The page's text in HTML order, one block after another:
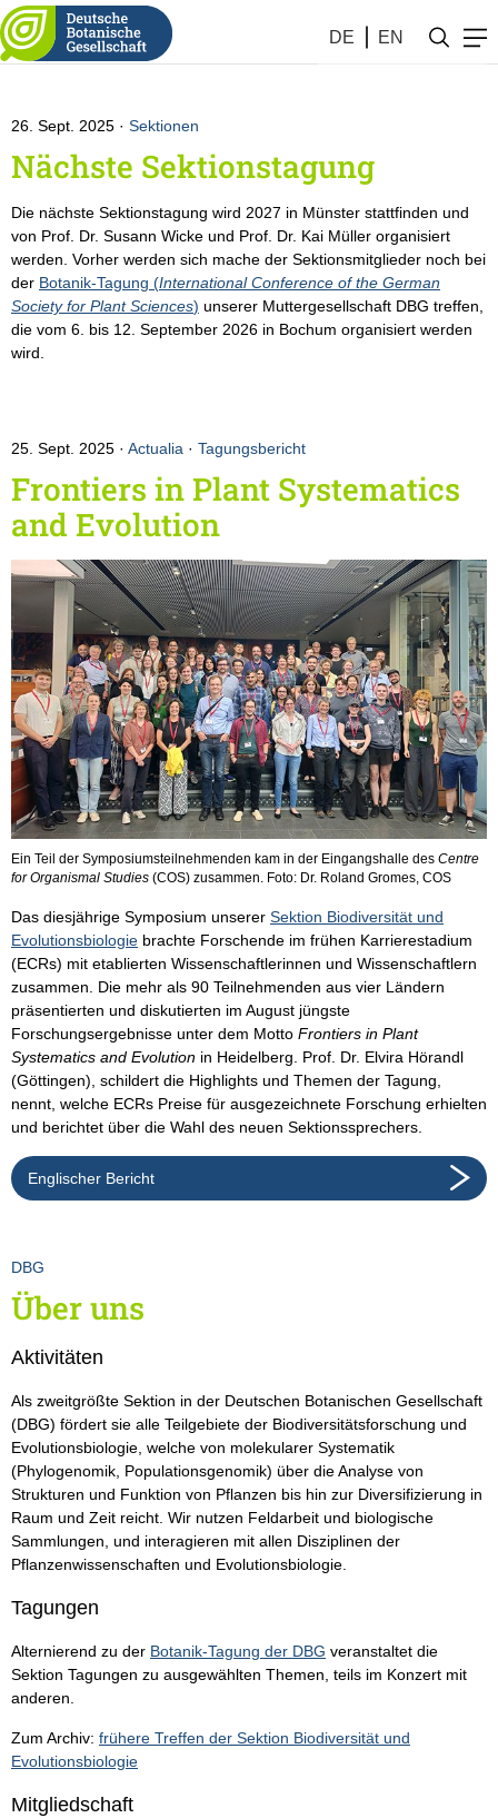
DE EN
Evolutionsbiologie
26. Sept. 2025 Sektionen
Nächste Sektionstagung
Die nächste Sektionstagung wird 2027 in Münster stattfinden und
von Prof. Dr. Susann Wicke und Prof. Dr. Kai Müller organisiert
werden. Vorher werden sich mache der Sektionsmitglieder noch bei
der Botanik-Tagung (International Conference of the German
Society for Plant Sciences) unserer Muttergesellschaft DBG treffen,
die vom 6. bis 12. September 2026 in Bochum organisiert werden
wird.
25. Sept. 2025 Actualia · Tagungsbericht
Frontiers in Plant Systematics
and Evolution
Ein Teil der Symposiumsteilnehmenden kam in der Eingangshalle des Centre
for Organismal Studies (COS) zusammen. Foto: Dr. Roland Gromes, COS
Das diesjährige Symposium unserer Sektion Biodiversität und
Evolutionsbiologie brachte Forschende im frühen Karrierestadium
(ECRs) mit etablierten Wissenschaftlerinnen und Wissenschaftlern
zusammen. Die mehr als 90 Teilnehmenden aus vier Ländern
präsentierten und diskutierten im August jüngste
Forschungsergebnisse unter dem Motto Frontiers in Plant
Systematics and Evolution in Heidelberg. Prof. Dr. Elvira Hörandl
(Göttingen), schildert die Highlights und Themen der Tagung,
nennt, welche ECRs Preise für ausgezeichnete Forschung erhielten
und berichtet über die Wahl des neuen Sektionssprechers.
Englischer Bericht
DBG
Über uns
Aktivitäten
Als zweitgrößte Sektion in der Deutschen Botanischen Gesellschaft
(DBG) fördert sie alle Teilgebiete der Biodiversitätsforschung und
Evolutionsbiologie, welche von molekularer Systematik
(Phylogenomik, Populationsgenomik) über die Analyse von
Strukturen und Funktion von Pflanzen bis hin zur Diversifizierung in
Raum und Zeit reicht. Wir nutzen Feldarbeit und biologische
Sammlungen, und interagieren mit allen Disziplinen der
Pflanzenwissenschaften und Evolutionsbiologie.
Tagungen
Alternierend zu der Botanik-Tagung der DBG veranstaltet die
Sektion Tagungen zu ausgewählten Themen, teils im Konzert mit
anderen.
Zum Archiv: frühere Treffen der Sektion Biodiversität und
Evolutionsbiologie
Mitgliedschaft